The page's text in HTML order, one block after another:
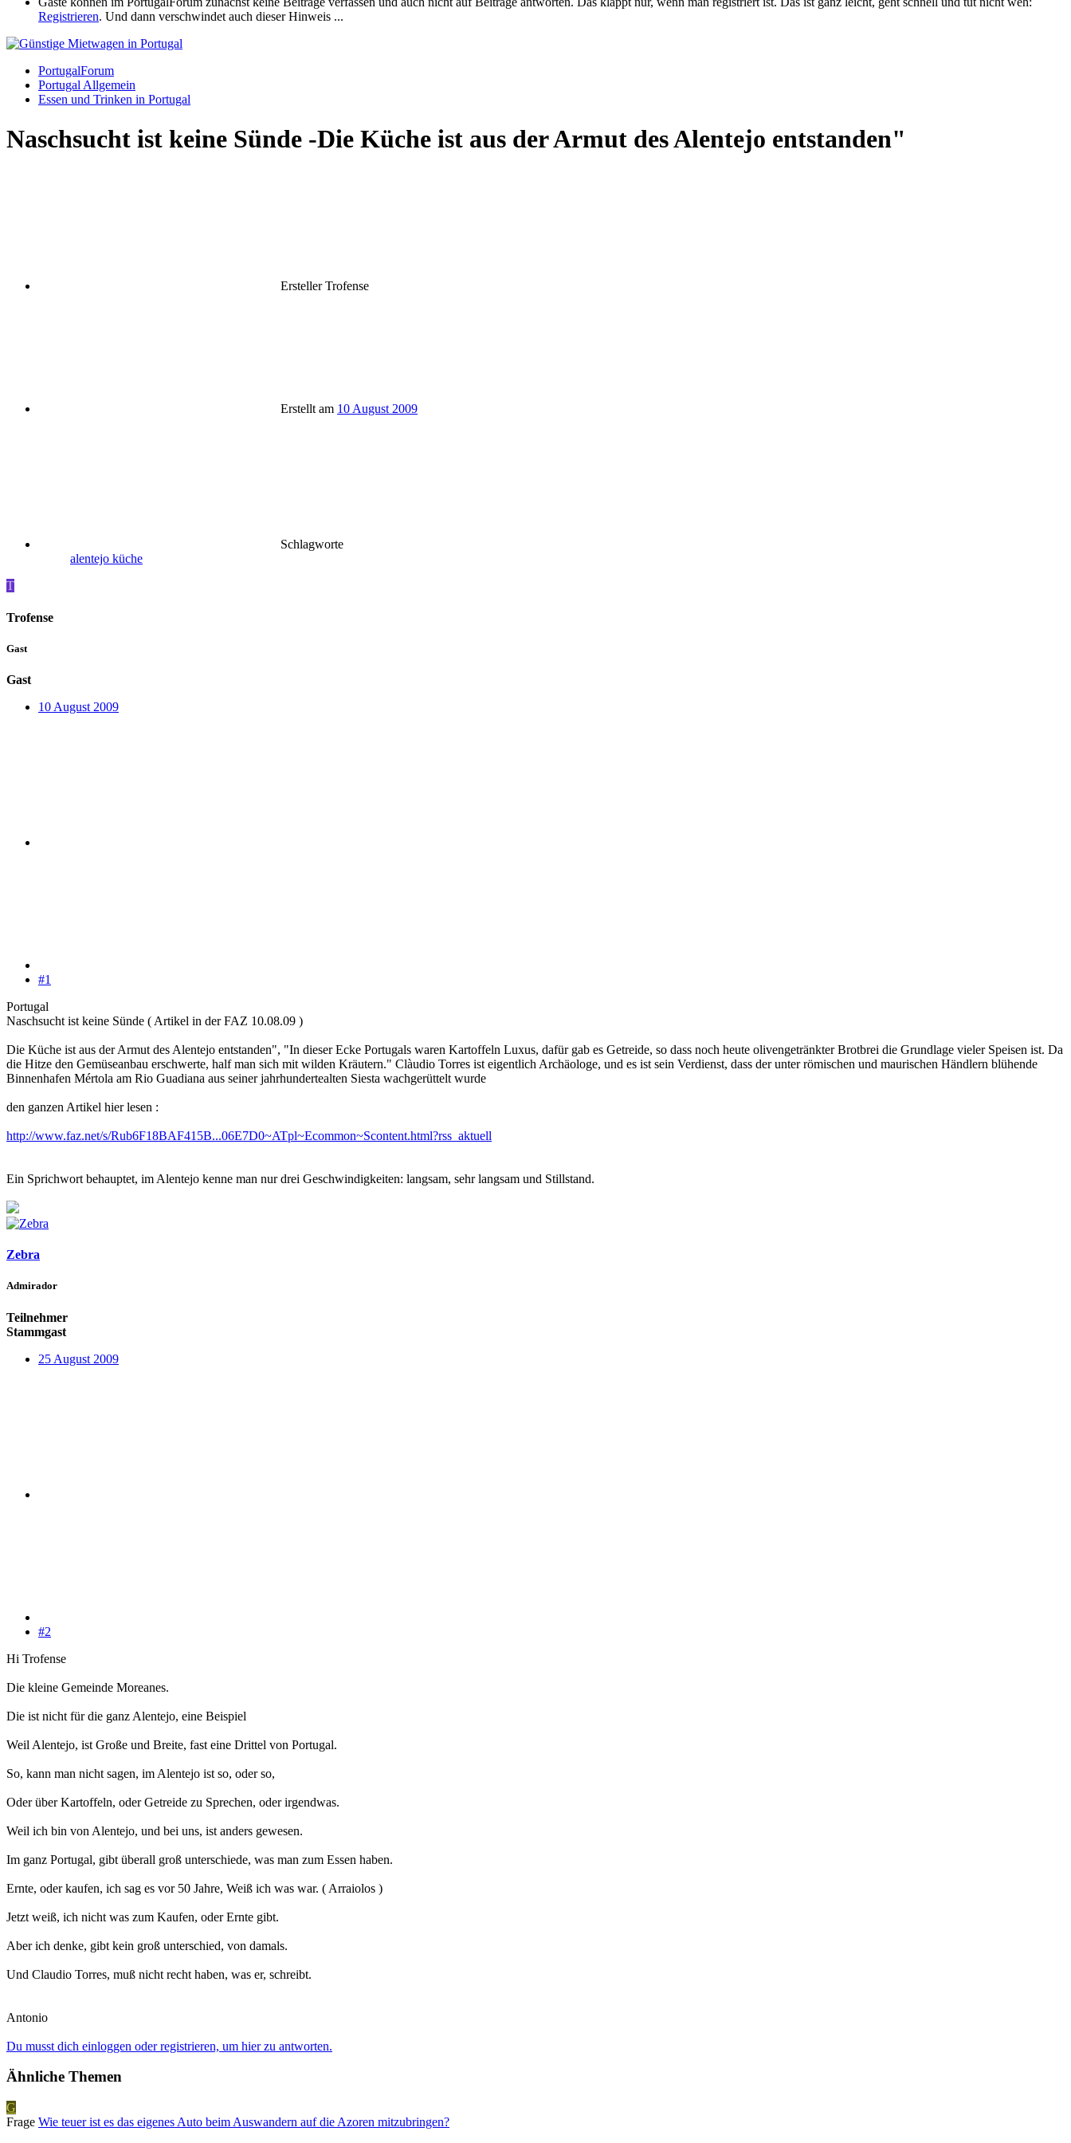
Registrieren. Und dann verschwindet auch dieser Hinweis ...
PortugalForum
Portugal Allgemein
Essen und Trinken in Portugal
Naschsucht ist keine Sünde -Die Küche ist aus der Armut des Alentejo entstanden"
Ersteller Trofense
Erstellt am 10 August 2009
Schlagworte
alentejo küche
T
Trofense
Gast
Gast
10 August 2009
#1
Portugal
Naschsucht ist keine Sünde ( Artikel in der FAZ 10.08.09 )
Die Küche ist aus der Armut des Alentejo entstanden", "In dieser Ecke Portugals waren Kartoffeln Luxus, dafür gab es Getreide, so dass noch heute olivengetränkter Brotbrei die Grundlage vieler Speisen ist. Da
die Hitze den Gemüseanbau erschwerte, half man sich mit wilden Kräutern." Clàudio Torres ist eigentlich Archäologe, und es ist sein Verdienst, dass der unter römischen und maurischen Händlern blühende
Binnenhafen Mértola am Rio Guadiana aus seiner jahrhundertealten Siesta wachgerüttelt wurde
den ganzen Artikel hier lesen :
http://www.faz.net/s/Rub6F18BAF415B...06E7D0~ATpl~Ecommon~Scontent.html?rss_aktuell
Ein Sprichwort behauptet, im Alentejo kenne man nur drei Geschwindigkeiten: langsam, sehr langsam und Stillstand.
Zebra
Admirador
Teilnehmer
Stammgast
25 August 2009
#2
Hi Trofense
Die kleine Gemeinde Moreanes.
Die ist nicht für die ganz Alentejo, eine Beispiel
Weil Alentejo, ist Große und Breite, fast eine Drittel von Portugal.
So, kann man nicht sagen, im Alentejo ist so, oder so,
Oder über Kartoffeln, oder Getreide zu Sprechen, oder irgendwas.
Weil ich bin von Alentejo, und bei uns, ist anders gewesen.
Im ganz Portugal, gibt überall groß unterschiede, was man zum Essen haben.
Ernte, oder kaufen, ich sag es vor 50 Jahre, Weiß ich was war. ( Arraiolos )
Jetzt weiß, ich nicht was zum Kaufen, oder Ernte gibt.
Aber ich denke, gibt kein groß unterschied, von damals.
Und Claudio Torres, muß nicht recht haben, was er, schreibt.
Antonio
Du musst dich einloggen oder registrieren, um hier zu antworten.
Ähnliche Themen
G
Frage Wie teuer ist es das eigenes Auto beim Auswandern auf die Azoren mitzubringen?